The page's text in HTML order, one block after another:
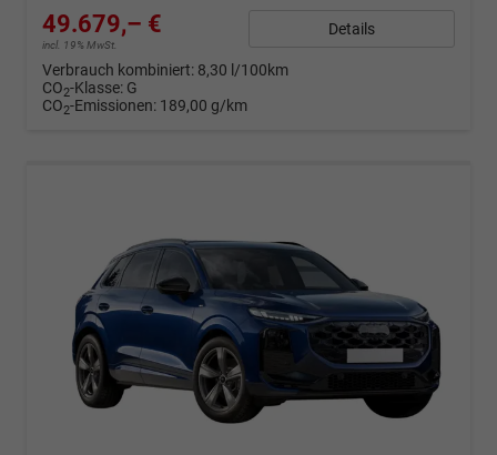
49.679,– €
incl. 19% MwSt.
Details
Verbrauch kombiniert: 8,30 l/100km
CO2-Klasse: G
CO2-Emissionen: 189,00 g/km